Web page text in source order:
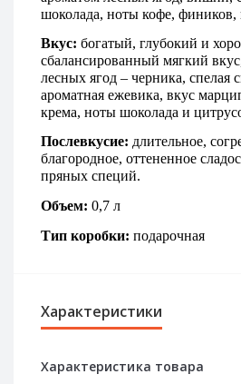
шоколада, ноты кофе, фиников,
Вкус: богатый, глубокий и
сбалансированный мягкий
лесных ягод – черника, спелая
ароматная ежевика, вкус
крема, ноты шоколада и
Послевкусие: длительное,
благородное, оттененное
пряных специй.
Объем: 0,7 л
Тип коробки: подарочная
Характеристики
Характеристика товара